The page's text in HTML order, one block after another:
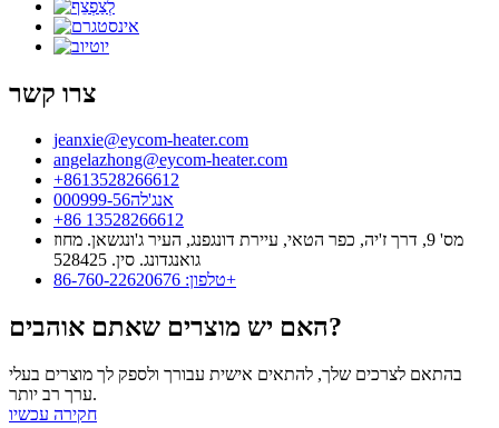
צרו קשר
jeanxie@eycom-heater.com
angelazhong@eycom-heater.com
‎+8613528266612
אנג'לה000999-56
+86 13528266612
מס' 9, דרך ז'יה, כפר הטאי, עיירת דונגפנג, העיר ג'ונגשאן. מחוז
גואנגדונג. סין. 528425
טלפון: 86-760-22620676+
האם יש מוצרים שאתם אוהבים?
בהתאם לצרכים שלך, להתאים אישית עבורך ולספק לך מוצרים בעלי
ערך רב יותר.
חקירה עכשיו